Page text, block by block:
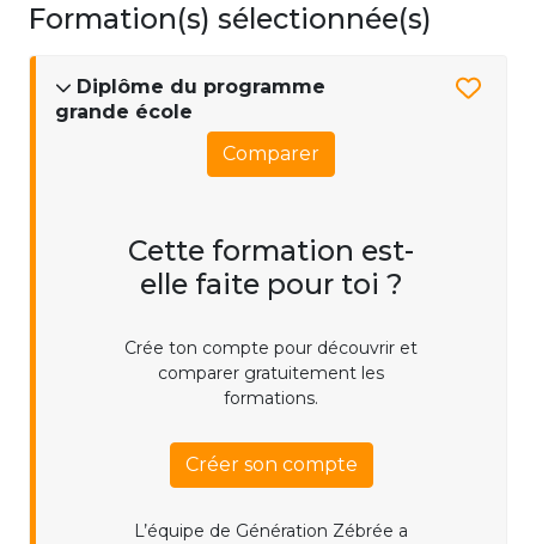
Formation(s) sélectionnée(s)
Diplôme du programme
grande école
Comparer
Cette formation est-
elle faite pour toi ?
Crée ton compte pour découvrir et
comparer gratuitement les
formations.
Créer son compte
L’équipe de Génération Zébrée a